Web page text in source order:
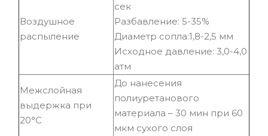
Воздушное
распыление
сек
Разбавление: 5-35%
Диаметр сопла:1,8-2,5 мм
Исходное давление: 3,0-4,0
атм
Межслойная
выдержка при
20°С
До нанесения
полиуретанового
материала – 30 мин при 60
мкм сухого слоя